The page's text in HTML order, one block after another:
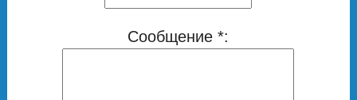
Сообщение *: